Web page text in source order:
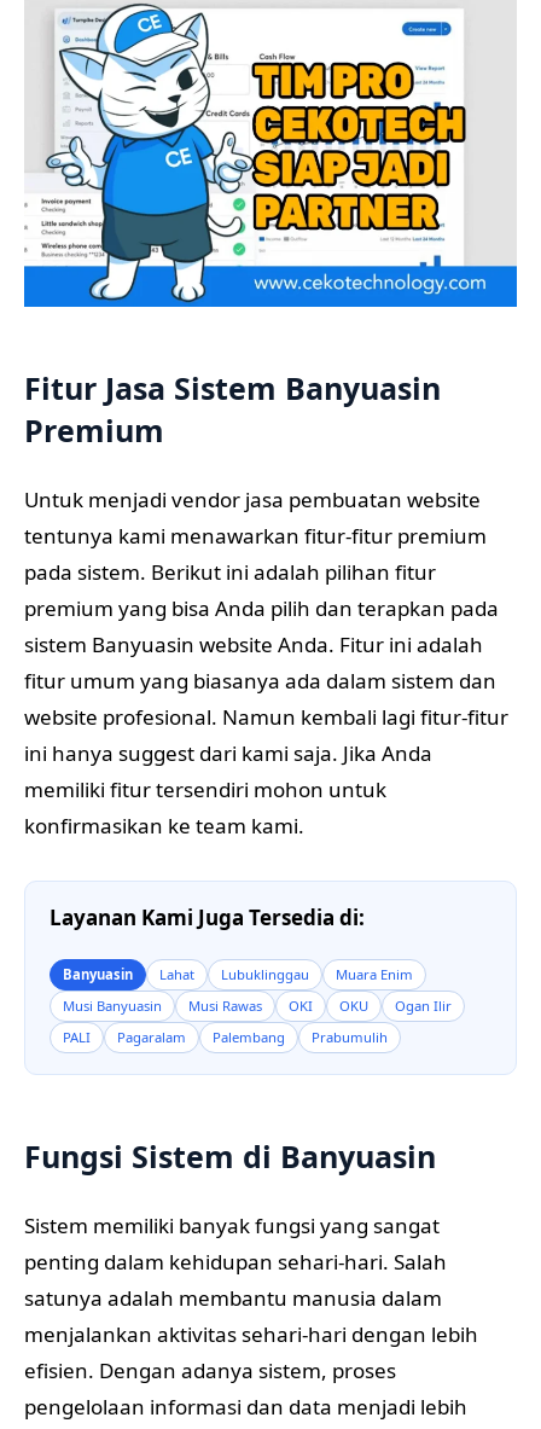
Fitur Jasa Sistem Banyuasin
Premium
Untuk menjadi vendor jasa pembuatan website
tentunya kami menawarkan fitur-fitur premium
pada sistem. Berikut ini adalah pilihan fitur
premium yang bisa Anda pilih dan terapkan pada
sistem Banyuasin website Anda. Fitur ini adalah
fitur umum yang biasanya ada dalam sistem dan
website profesional. Namun kembali lagi fitur-fitur
ini hanya suggest dari kami saja. Jika Anda
memiliki fitur tersendiri mohon untuk
konfirmasikan ke team kami.
Layanan Kami Juga Tersedia di:
Banyuasin Lahat Lubuklinggau
Muara Enim
Musi Banyuasin
Musi Rawas OKI OKU
Ogan Ilir
PALI
Pagaralam Palembang Prabumulih
Fungsi Sistem di Banyuasin
Sistem memiliki banyak fungsi yang sangat
penting dalam kehidupan sehari-hari. Salah
satunya adalah membantu manusia dalam
menjalankan aktivitas sehari-hari dengan lebih
efisien. Dengan adanya sistem, proses
pengelolaan informasi dan data menjadi lebih